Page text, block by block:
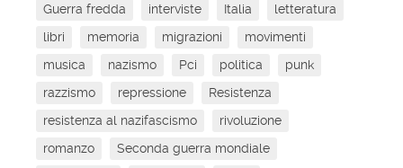
Guerra fredda
interviste Italia
letteratura
libri
memoria migrazioni
movimenti
musica
nazismo Pci politica
punk
razzismo
repressione
Resistenza
resistenza al nazifascismo
rivoluzione
romanzo
Seconda guerra mondiale